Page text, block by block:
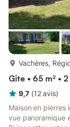
Vachères,
Gîte • 65 m² •
9,7 (12 avis)
Maison en pierres
vue panoramique